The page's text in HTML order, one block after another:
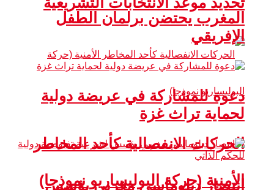
الحركات الانفصالية كأحد المخاطر
الأمنية (حركة البوليساريو نموذجا)
المغرب يحتضن برلمان الطفل
الإفريقي
دعوة للمشاركة في عريضة دولية
لحماية تراث غزة
انتصار دبلوماسي مغربي يؤسس